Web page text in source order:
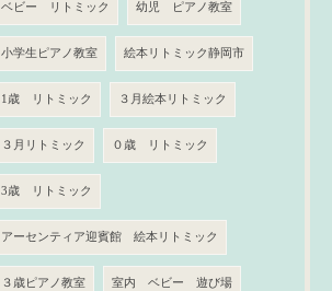
ベビー リトミック 幼児 ピアノ教室
小学生ピアノ教室 絵本リトミック静岡市
1歳 リトミック ３月絵本リトミック
３月リトミック ０歳 リトミック
3歳 リトミック
アーセンティア迎賓館 絵本リトミック
３歳ピアノ教室 室内 ベビー 遊び場